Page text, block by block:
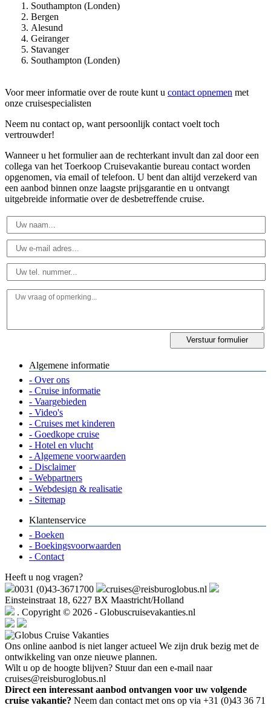
Southampton (Londen)
Bergen
Alesund
Geiranger
Stavanger
Southampton (Londen)
Voor meer informatie over de route kunt u contact opnemen met
onze cruisespecialisten
Neem nu contact op, want persoonlijk contact voelt toch
vertrouwder!
Wanneer u het formulier aan de rechterkant invult dan zal door een
collega van het Toerkoop Cruisevakantie bureau contact worden
opgenomen, via email of telefoon. U bent dan altijd verzekerd van
een aanbod binnen onze laagste prijsgarantie en u ontvangt
uitgebreide informatie over de desbetreffende cruise.
Algemene informatie
- Over ons
- Cruise informatie
- Vaargebieden
- Video's
- Cruises met kinderen
- Goedkope cruise
- Hotel en vlucht
- Algemene voorwaarden
- Disclaimer
- Webpartners
- Webdesign & realisatie
- Sitemap
Klantenservice
- Boeken
- Boekingsvoorwaarden
- Contact
Heeft u nog vragen?
0031 (0)43-3671700
cruises@reisburoglobus.nl
Einsteinstraat 18, 6227 BX Maastricht/Holland
. Copyright © 2026 - Globuscruisevakanties.nl
Ons online aanbod is niet langer actueel We zijn druk bezig met de
ontwikkeling van onze nieuwe plannen.
Wilt u op de hoogte blijven? Stuur dan een e-mail naar
cruises@reisburoglobus.nl
Direct een interessant aanbod ontvangen voor uw volgende
cruise vakantie? Neem dan contact met ons op via +31 (0)43 36 71